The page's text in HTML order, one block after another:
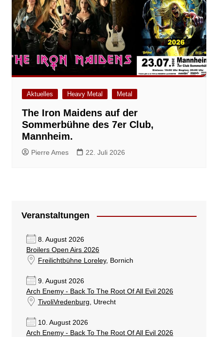
Aktuelles Heavy Metal Metal
The Iron Maidens auf der
Sommerbühne des 7er Club,
Mannheim.
Pierre Ames 22. Juli 2026
Veranstaltungen
8. August 2026
Broilers Open Airs 2026
Freilichtbühne Loreley, Bornich
9. August 2026
Arch Enemy - Back To The Root Of All Evil 2026
TivoliVredenburg, Utrecht
10. August 2026
Arch Enemy - Back To The Root Of All Evil 2026